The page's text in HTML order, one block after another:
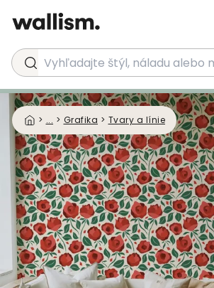
Vyhľadajte štýl, náladu alebo
> ... > Grafika > Tvary a línie